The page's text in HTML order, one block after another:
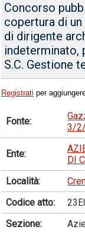
Concorso
copertura di
di dirigente
indeterminato,
S.C. Gestione
Registrati per
Fonte:
3/
Ente:
DI
Località:
Codice atto:
Sezione: